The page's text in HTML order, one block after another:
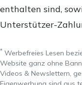
enthalten sind,
Unterstützer-
* Werbefreies Lesen
Website ganz ohne
Videos & Newslettern,